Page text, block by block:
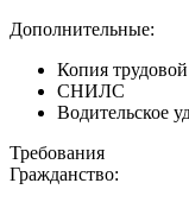
Дополнительные:
Копия
СНИЛС
Водительское
Требования
Гражданство: